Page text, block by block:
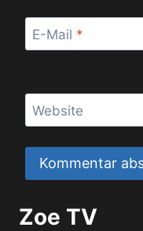
E-Mail *
Website
Zoe TV